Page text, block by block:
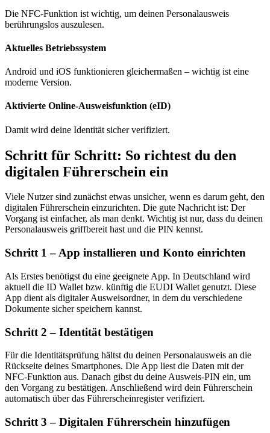
Die NFC-Funktion ist wichtig, um deinen Personalausweis
berührungslos auszulesen.
Aktuelles Betriebssystem
Android und iOS funktionieren gleichermaßen – wichtig ist eine
moderne Version.
Aktivierte Online-Ausweisfunktion (eID)
Damit wird deine Identität sicher verifiziert.
Schritt für Schritt: So richtest du den
digitalen Führerschein ein
Viele Nutzer sind zunächst etwas unsicher, wenn es darum geht, den
digitalen Führerschein einzurichten. Die gute Nachricht ist: Der
Vorgang ist einfacher, als man denkt. Wichtig ist nur, dass du deinen
Personalausweis griffbereit hast und die PIN kennst.
Schritt 1 – App installieren und Konto einrichten
Als Erstes benötigst du eine geeignete App. In Deutschland wird
aktuell die ID Wallet bzw. künftig die EUDI Wallet genutzt. Diese
App dient als digitaler Ausweisordner, in dem du verschiedene
Dokumente sicher speichern kannst.
Schritt 2 – Identität bestätigen
Für die Identitätsprüfung hältst du deinen Personalausweis an die
Rückseite deines Smartphones. Die App liest die Daten mit der
NFC-Funktion aus. Danach gibst du deine Ausweis-PIN ein, um
den Vorgang zu bestätigen. Anschließend wird dein Führerschein
automatisch über das Führerscheinregister verifiziert.
Schritt 3 – Digitalen Führerschein hinzufügen